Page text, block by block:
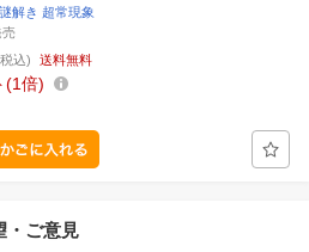
謎解き 超常現象
売
込) 送料無料
1倍
・ご意見